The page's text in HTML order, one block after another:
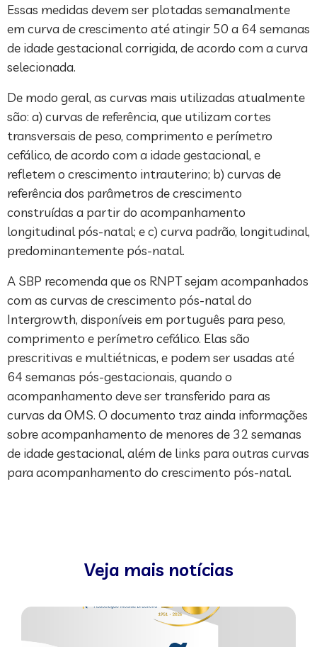
Essas medidas devem ser plotadas semanalmente
em curva de crescimento até atingir 50 a 64 semanas
de idade gestacional corrigida, de acordo com a curva
selecionada.
De modo geral, as curvas mais utilizadas atualmente
são: a) curvas de referência, que utilizam cortes
transversais de peso, comprimento e perímetro
cefálico, de acordo com a idade gestacional, e
refletem o crescimento intrauterino; b) curvas de
referência dos parâmetros de crescimento
construídas a partir do acompanhamento
longitudinal pós-natal; e c) curva padrão, longitudinal,
predominantemente pós-natal.
A SBP recomenda que os RNPT sejam acompanhados
com as curvas de crescimento pós-natal do
Intergrowth, disponíveis em português para peso,
comprimento e perímetro cefálico. Elas são
prescritivas e multiétnicas, e podem ser usadas até
64 semanas pós-gestacionais, quando o
acompanhamento deve ser transferido para as
curvas da OMS. O documento traz ainda informações
sobre acompanhamento de menores de 32 semanas
de idade gestacional, além de links para outras curvas
para acompanhamento do crescimento pós-natal.
Veja mais notícias